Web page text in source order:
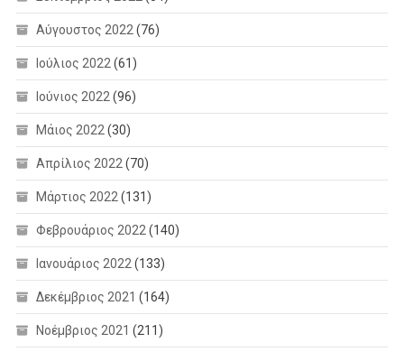
Αύγουστος 2022 (76)
Ιούλιος 2022 (61)
Ιούνιος 2022 (96)
Μάιος 2022 (30)
Απρίλιος 2022 (70)
Μάρτιος 2022 (131)
Φεβρουάριος 2022 (140)
Ιανουάριος 2022 (133)
Δεκέμβριος 2021 (164)
Νοέμβριος 2021 (211)